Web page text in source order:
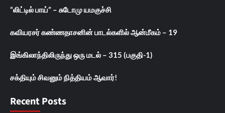
“லிட்டில் பாய்” – சுடோமு யமகுச்சி
கவியரசர் கண்ணதாசனின் பாடல்களில் ஆன்மீகம் – 19
இங்கிலாந்திலிருந்து ஒரு மடல் – 315 (பகுதி-1)
சக்தியும் சிவனும் நித்தியம் ஆவார்!
Recent Posts